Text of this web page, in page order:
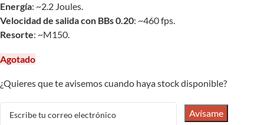
Energía: ~2.2 Joules.
Velocidad de salida con BBs 0.20: ~460 fps.
Resorte: ~M150.
Agotado
¿Quieres que te avisemos cuando haya stock disponible?
Avísame